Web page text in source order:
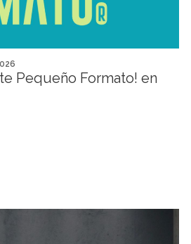
Pequeño Formato! en